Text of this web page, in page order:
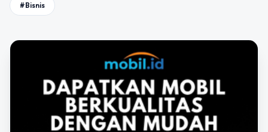
#Bisnis